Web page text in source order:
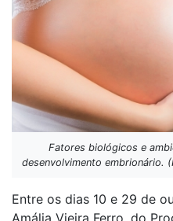
Fatores biológicos e
desenvolvimento embrionário.
Entre os dias 10 e 29 de